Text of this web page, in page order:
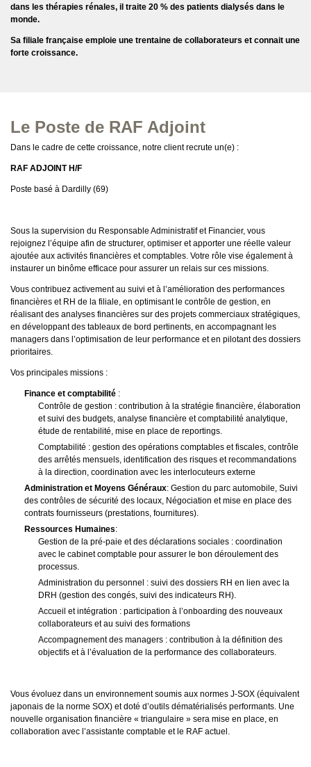
dans les thérapies rénales, il traite 20 % des patients dialysés dans le
monde.
Sa filiale française emploie une trentaine de collaborateurs et connait une
forte croissance.
Le Poste de RAF Adjoint
Dans le cadre de cette croissance, notre client recrute un(e) :
RAF ADJOINT H/F
Poste basé à Dardilly (69)
Sous la supervision du Responsable Administratif et Financier, vous
rejoignez l’équipe afin de structurer, optimiser et apporter une réelle valeur
ajoutée aux activités financières et comptables. Votre rôle vise également à
instaurer un binôme efficace pour assurer un relais sur ces missions.
Vous contribuez activement au suivi et à l’amélioration des performances
financières et RH de la filiale, en optimisant le contrôle de gestion, en
réalisant des analyses financières sur des projets commerciaux stratégiques,
en développant des tableaux de bord pertinents, en accompagnant les
managers dans l’optimisation de leur performance et en pilotant des dossiers
prioritaires.
Vos principales missions :
Finance et comptabilité :
Contrôle de gestion : contribution à la stratégie financière, élaboration
et suivi des budgets, analyse financière et comptabilité analytique,
étude de rentabilité, mise en place de reportings.
Comptabilité : gestion des opérations comptables et fiscales, contrôle
des arrêtés mensuels, identification des risques et recommandations
à la direction, coordination avec les interlocuteurs externe
Administration et Moyens Généraux: Gestion du parc automobile, Suivi
des contrôles de sécurité des locaux, Négociation et mise en place des
contrats fournisseurs (prestations, fournitures).
Ressources Humaines:
Gestion de la pré-paie et des déclarations sociales : coordination
avec le cabinet comptable pour assurer le bon déroulement des
processus.
Administration du personnel : suivi des dossiers RH en lien avec la
DRH (gestion des congés, suivi des indicateurs RH).
Accueil et intégration : participation à l’onboarding des nouveaux
collaborateurs et au suivi des formations
Accompagnement des managers : contribution à la définition des
objectifs et à l’évaluation de la performance des collaborateurs.
Vous évoluez dans un environnement soumis aux normes J-SOX (équivalent
japonais de la norme SOX) et doté d’outils dématérialisés performants. Une
nouvelle organisation financière « triangulaire » sera mise en place, en
collaboration avec l’assistante comptable et le RAF actuel.